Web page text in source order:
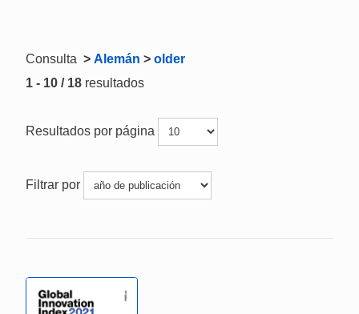
Consulta > Alemán > older
1 - 10 / 18 resultados
Resultados por página
Filtrar por